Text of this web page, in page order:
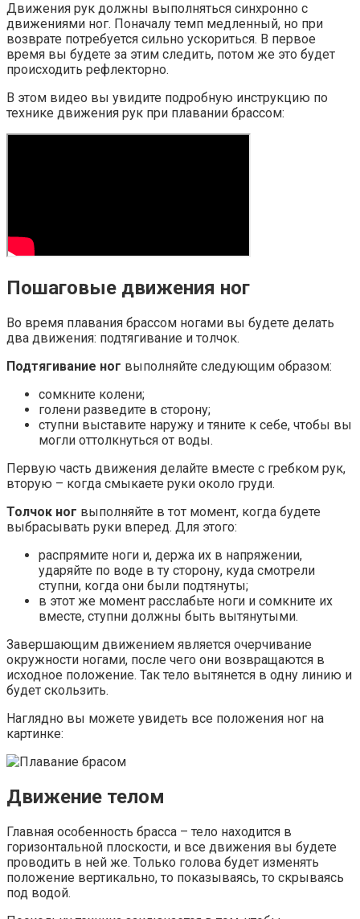
Движения рук должны выполняться синхронно с
движениями ног. Поначалу темп медленный, но при
возврате потребуется сильно ускориться. В первое
время вы будете за этим следить, потом же это будет
происходить рефлекторно.
В этом видео вы увидите подробную инструкцию по
технике движения рук при плавании брассом:
Пошаговые движения ног
Во время плавания брассом ногами вы будете делать
два движения: подтягивание и толчок.
Подтягивание ног выполняйте следующим образом:
сомкните колени;
голени разведите в сторону;
ступни выставите наружу и тяните к себе, чтобы вы
могли оттолкнуться от воды.
Первую часть движения делайте вместе с гребком рук,
вторую – когда смыкаете руки около груди.
Толчок ног выполняйте в тот момент, когда будете
выбрасывать руки вперед. Для этого:
распрямите ноги и, держа их в напряжении,
ударяйте по воде в ту сторону, куда смотрели
ступни, когда они были подтянуты;
в этот же момент расслабьте ноги и сомкните их
вместе, ступни должны быть вытянутыми.
Завершающим движением является очерчивание
окружности ногами, после чего они возвращаются в
исходное положение. Так тело вытянется в одну линию и
будет скользить.
Наглядно вы можете увидеть все положения ног на
картинке:
Движение телом
Главная особенность брасса – тело находится в
горизонтальной плоскости, и все движения вы будете
проводить в ней же. Только голова будет изменять
положение вертикально, то показываясь, то скрываясь
под водой.